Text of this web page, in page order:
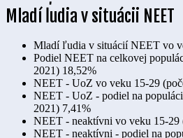
Mladí ľudia v situácii NEET
Mladí ľudia v situácií NEET vo
Podiel NEET na celkovej
2021) 18,52%
NEET - UoZ vo veku 15-29
NEET - UoZ - podiel na
2021) 7,41%
NEET - neaktívni vo veku 15-29
NEET - neaktívni - podiel na